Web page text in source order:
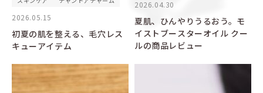
2026.05.15
初夏の肌を整える、毛穴レス
キューアイテム
2026.04.30
夏肌、ひんやりうるおう。モ
イストブースターオイル クー
ルの商品レビュー